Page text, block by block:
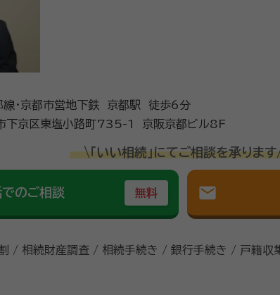
線・京都市営地下鉄 京都駅 徒歩6分
下京区東塩小路町735-1 京阪京都ビル8F
\「いい相続」にてご相談を承りま
のご相談 無料 mail
/ 相続財産調査 / 相続手続き / 銀行手続き / 戸籍収